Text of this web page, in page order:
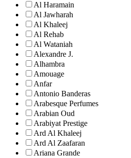
Al Haramain
Al Jawharah
Al Khaleej
Al Rehab
Al Wataniah
Alexandre J.
Alhambra
Amouage
Anfar
Antonio Banderas
Arabesque Perfumes
Arabian Oud
Arabiyat Prestige
Ard Al Khaleej
Ard Al Zaafaran
Ariana Grande